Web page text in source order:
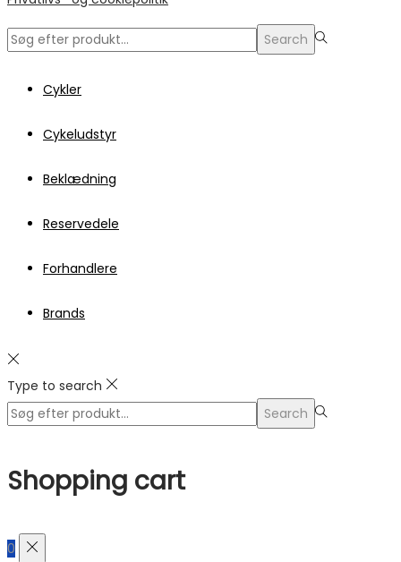
Search
Search
Cykler
Cykeludstyr
Beklædning
Reservedele
Forhandlere
Brands
Type to search
Search
Search
Shopping cart
0